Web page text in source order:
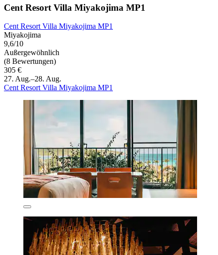
Cent Resort Villa Miyakojima MP1
Cent Resort Villa Miyakojima MP1
Miyakojima
9,6/10
Außergewöhnlich
(8 Bewertungen)
305 €
27. Aug.–28. Aug.
Cent Resort Villa Miyakojima MP1